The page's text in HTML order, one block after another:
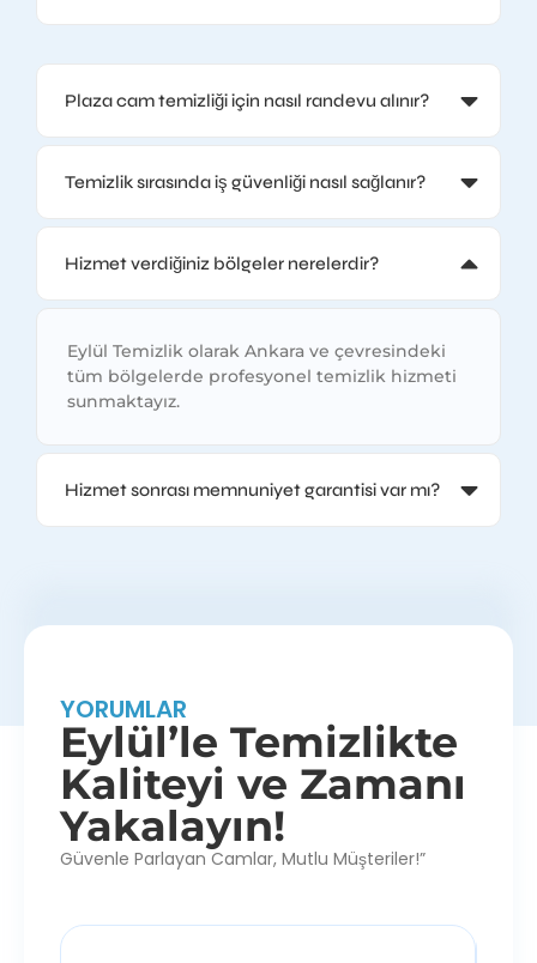
Plaza cam temizliği için nasıl randevu alınır?
Temizlik sırasında iş güvenliği nasıl sağlanır?
Hizmet verdiğiniz bölgeler nerelerdir?
Eylül Temizlik olarak Ankara ve çevresindeki
tüm bölgelerde profesyonel temizlik hizmeti
sunmaktayız.
Hizmet sonrası memnuniyet garantisi var mı?
YORUMLAR
Eylül’le Temizlikte
Kaliteyi ve Zamanı
Yakalayın!
Güvenle Parlayan Camlar, Mutlu Müşteriler!”